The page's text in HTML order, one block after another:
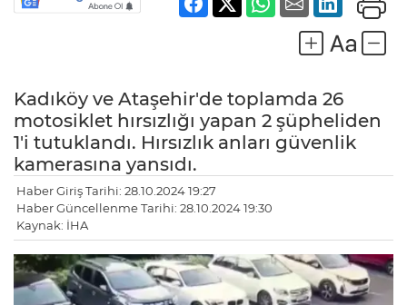
Kadıköy ve Ataşehir'de toplamda 26
motosiklet hırsızlığı yapan 2 şüpheliden
1'i tutuklandı. Hırsızlık anları güvenlik
kamerasına yansıdı.
Haber Giriş Tarihi: 28.10.2024 19:27
Haber Güncellenme Tarihi: 28.10.2024 19:30
Kaynak: İHA